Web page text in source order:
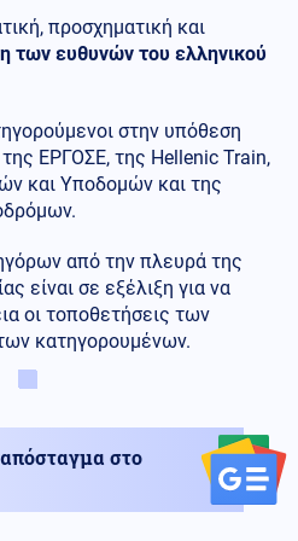
προσχηματική και
των ευθυνών του ελληνικού
στην υπόθεση
ΕΡΓΟΣΕ, της Hellenic Train,
και Υποδομών και της
από την πλευρά της
είναι σε εξέλιξη για να
οι τοποθετήσεις των
κατηγορουμένων.
στο